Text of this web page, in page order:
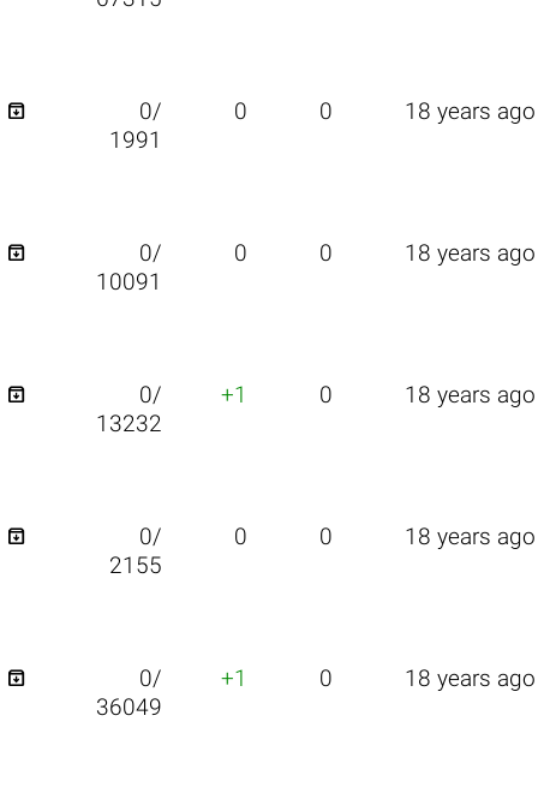

0/
1991
0 0 18 years ago

0/
10091
0 0 18 years ago

0/
13232
+1 0 18 years ago

0/
2155
0 0 18 years ago

0/
36049
+1 0 18 years ago